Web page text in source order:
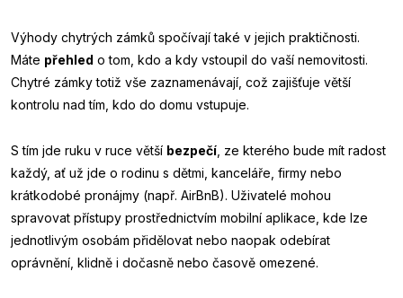
Výhody chytrých zámků spočívají také v jejich praktičnosti.
Máte přehled o tom, kdo a kdy vstoupil do vaší nemovitosti.
Chytré zámky totiž vše zaznamenávají, což zajišťuje větší
kontrolu nad tím, kdo do domu vstupuje.
S tím jde ruku v ruce větší bezpečí , ze kterého bude mít radost
každý, ať už jde o rodinu s dětmi, kanceláře, firmy nebo
krátkodobé pronájmy (např. AirBnB). Uživatelé mohou
spravovat přístupy prostřednictvím mobilní aplikace, kde lze
jednotlivým osobám přidělovat nebo naopak odebírat
oprávnění, klidně i dočasně nebo časově omezené.